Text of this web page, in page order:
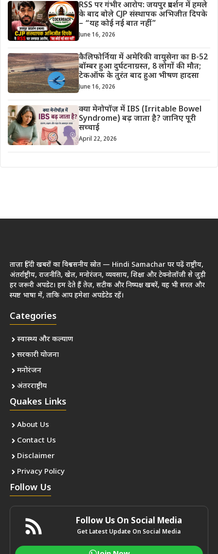
RSS पर गंभीर आरोप: जयपुर प्रदर्शन में हमले
के बाद बोले CJP संस्थापक अभिजीत दिपके
– “यह कोई नई बात नहीं”
June 16, 2026
कैलिफोर्निया में अमेरिकी वायुसेना का B-52
बॉम्बर हुआ दुर्घटनाग्रस्त, 8 लोगों की मौत;
टेकऑफ के तुरंत बाद हुआ भीषण हादसा
June 16, 2026
क्या मेनोपॉज़ में IBS (Irritable Bowel
Syndrome) बढ़ जाता है? जानिए पूरी
सच्चाई
April 22, 2026
ताज़ा हिंदी खबरों का विश्वसनीय स्रोत — Hindi Samachar पर पढ़ें राष्ट्रीय,
अंतर्राष्ट्रीय, राजनीति, खेल, मनोरंजन, व्यवसाय, शिक्षा और टेक्नोलॉजी से जुड़ी
हर जरूरी अपडेट। हम देते हैं तेज़, सटीक और निष्पक्ष खबरें, वह भी सरल और
स्पष्ट भाषा में, ताकि आप हमेशा अपडेटेड रहें।
Categories
स्वास्थ्य और कल्याण
सरकारी योजना
मनोरंजन
अंतरराष्ट्रीय
Quakes Links
About Us
Contact Us
Disclaimer
Privacy Policy
Follow Us
Follow Us On Social Media
Get Latest Update On Social Media